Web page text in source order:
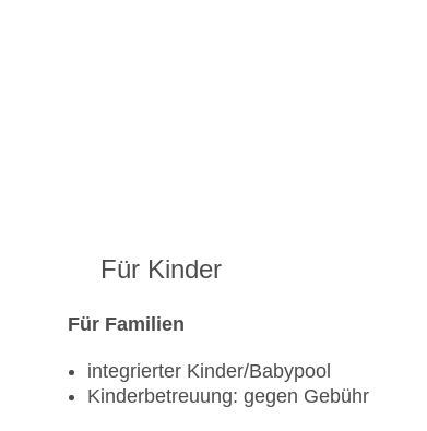
Für Kinder
Für Familien
integrierter Kinder/Babypool
Kinderbetreuung: gegen Gebühr